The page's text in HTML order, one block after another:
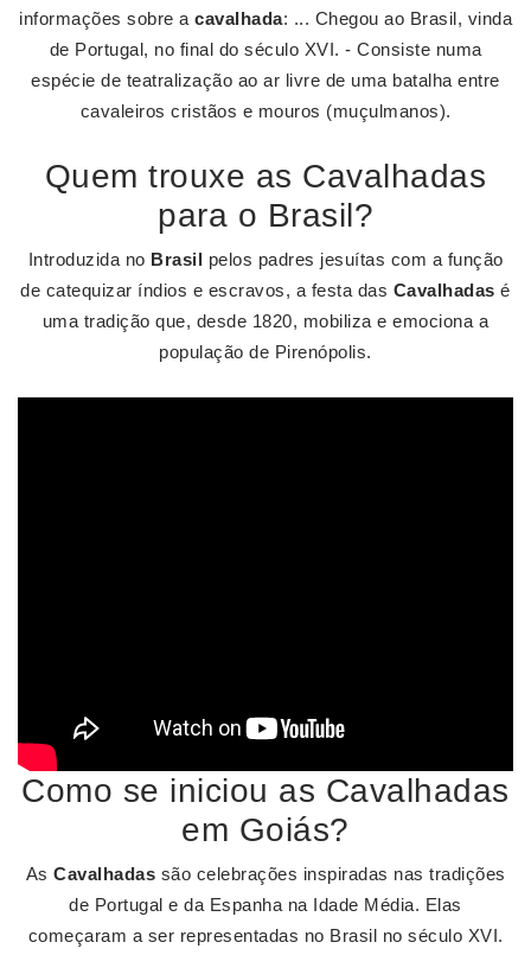
informações sobre a cavalhada: ... Chegou ao Brasil, vinda
de Portugal, no final do século XVI. - Consiste numa
espécie de teatralização ao ar livre de uma batalha entre
cavaleiros cristãos e mouros (muçulmanos).
Quem trouxe as Cavalhadas
para o Brasil?
Introduzida no Brasil pelos padres jesuítas com a função
de catequizar índios e escravos, a festa das Cavalhadas é
uma tradição que, desde 1820, mobiliza e emociona a
população de Pirenópolis.
Como se iniciou as Cavalhadas
em Goiás?
As Cavalhadas são celebrações inspiradas nas tradições
de Portugal e da Espanha na Idade Média. Elas
começaram a ser representadas no Brasil no século XVI.